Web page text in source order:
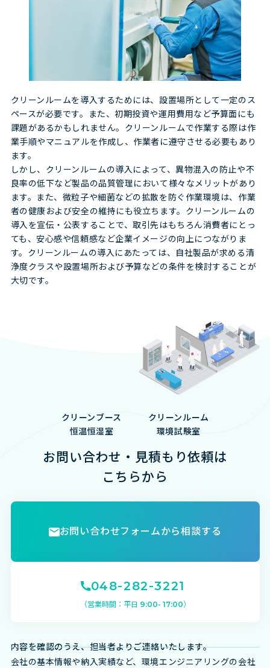
クリーンルームを導入するためには、設置場所として一定のス
ペースが必要です。また、初期投資や運用費用など予算面にも
課題があるかもしれません。クリーンルームで作業する際は作
業手順やマニュアルを作成し、作業者に遵守させる必要もあり
ます。
しかし、クリーンルームの導入によって、異物混入の防止や不
良率の低下など製品の品質管理において様々なメリットがあり
ます。また、微粒子や細菌などの拡散を防ぐ作業環境は、作業
者の健康および安全の維持にも役立ちます。クリーンルームの
導入を宣伝・公表することで、取引先はもちろん消費者にとっ
ても、安心感や信頼感など企業イメージの向上につながりま
す。クリーンルームの導入にあたっては、自社製品が求める清
浄度クラスや設置場所および予算などの条件を検討することが
大切です。
クリーンブース
クリーンルーム
恒温恒湿室
環境試験室
お問い合わせ・見積もり依頼は
こちらから
お問い合わせフォームから相談する
048-282-3221
（営業時間：平日 9:00- 17:00）
内容を確認のうえ、担当者よりご連絡いたします。
会社の基本情報や納入実績など、環境エンジニアリングの会社